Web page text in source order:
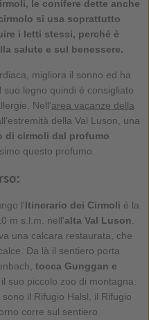
, le conifere dette anche
si usa soprattutto
i letti stessi, perché è
salute e sul benessere.
migliora il sonno ed ha
legno quindi è consigliato
Nell'area vacanze della
della Val Luson, una
di cirmoli dal profumo
questo profumo.
l'Itinerario dei Cirmoli è la
m s.l.m. nell'alta Val Luson
una calcara restaurata, che
Da là il sentiero porta
tocca Gunggan e
suo piccolo zoo di montagna.
il Rifugio Halsl, il Rifugio
corre sul sentiero